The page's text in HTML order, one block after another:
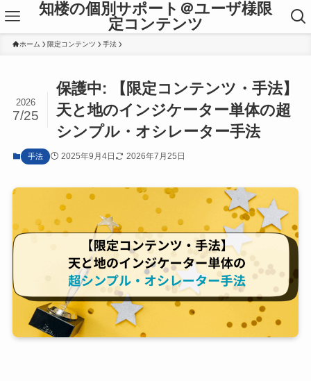
知楼の個別サポート＠ユーザ様限
定コンテンツ
ホーム 限定コンテンツ 手法
保護中: 【限定コンテンツ・手法】
天と地のインジケーター単体の超
シンプル・オシレーター手法
2026
7/25
手法 2025年9月4日 2026年7月25日